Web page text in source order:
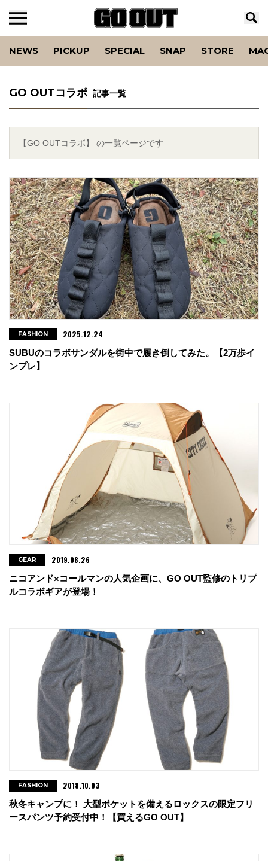
NEWS PICKUP SPECIAL SNAP STORE
GO OUTコラボ 記事一覧
【GO OUTコラボ】 の一覧ページです
SUBUのコラボサンダルを街中で履き倒してみた。【2万歩イ
ンプレ】
FASHION 2025.12.24
ニコアンド×コールマンの人気企画に、GO OUT監修のトリプ
ルコラボギアが登場！
GEAR 2019.08.26
秋冬キャンプに！ 大型ポケットを備えるロックスの限定フリ
ースパンツ予約受付中！【買えるGO OUT】
FASHION 2018.10.03